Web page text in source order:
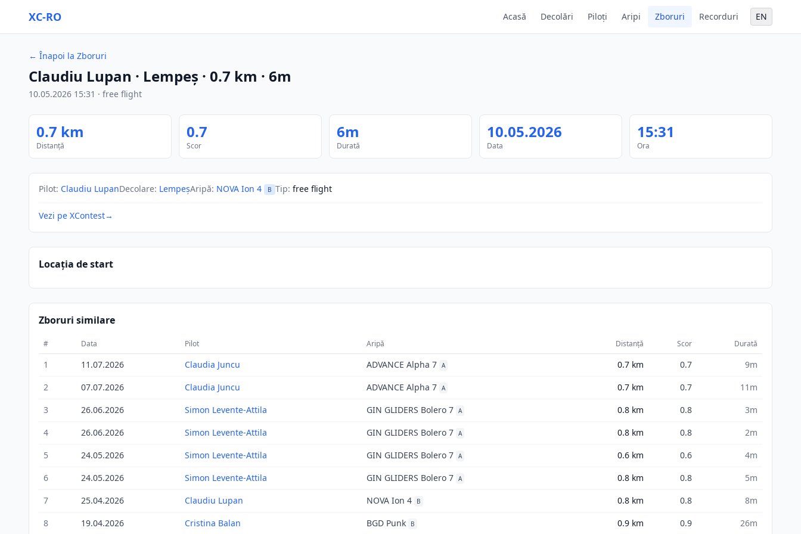
XC-RO Acasă Decolări Piloți Aripi Zboruri Recorduri EN
← Înapoi la Zboruri
Claudiu Lupan · Lempeş · 0.7 km · 6m
10.05.2026 15:31 · free flight
0.7 km
Distanță
0.7
Scor
6m
Durată
10.05.2026
Data
15:31
Ora
Pilot: Claudiu LupanDecolare: LempeşAripă: NOVA Ion 4 B Tip: free flight
Vezi pe XContest→
Locația de start
Zboruri similare
# Data Pilot Aripă Distanță Scor Durată
1 11.07.2026 Claudia Juncu ADVANCE Alpha 7 A 0.7 km 0.7
9m
2
07.07.2026 Claudia Juncu ADVANCE Alpha 7 A 0.7 km 0.7
11m
3
26.06.2026 Simon Levente-Attila GIN GLIDERS Bolero 7 A 0.8 km 0.8
3m
4
26.06.2026 Simon Levente-Attila GIN GLIDERS Bolero 7 A 0.8 km 0.8
2m
5
24.05.2026 Simon Levente-Attila GIN GLIDERS Bolero 7 A 0.6 km 0.6
4m
6
24.05.2026 Simon Levente-Attila GIN GLIDERS Bolero 7 A 0.8 km 0.8
5m
7
25.04.2026 Claudiu Lupan NOVA Ion 4 B 0.8 km 0.8
8m
8
19.04.2026 Cristina Balan BGD Punk B 0.9 km 0.9 26m